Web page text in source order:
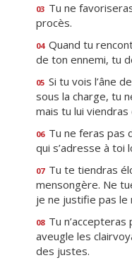
03 Tu ne
procès.
04 Quand tu
de ton ennemi, tu
05 Si tu vois l’âne
sous la charge, tu
mais tu lui viendras
06 Tu ne feras pas
qui s’adresse à toi
07 Tu te tiendras
mensongère. Ne
je ne justifie pas le
08 Tu
aveugle les
des justes.